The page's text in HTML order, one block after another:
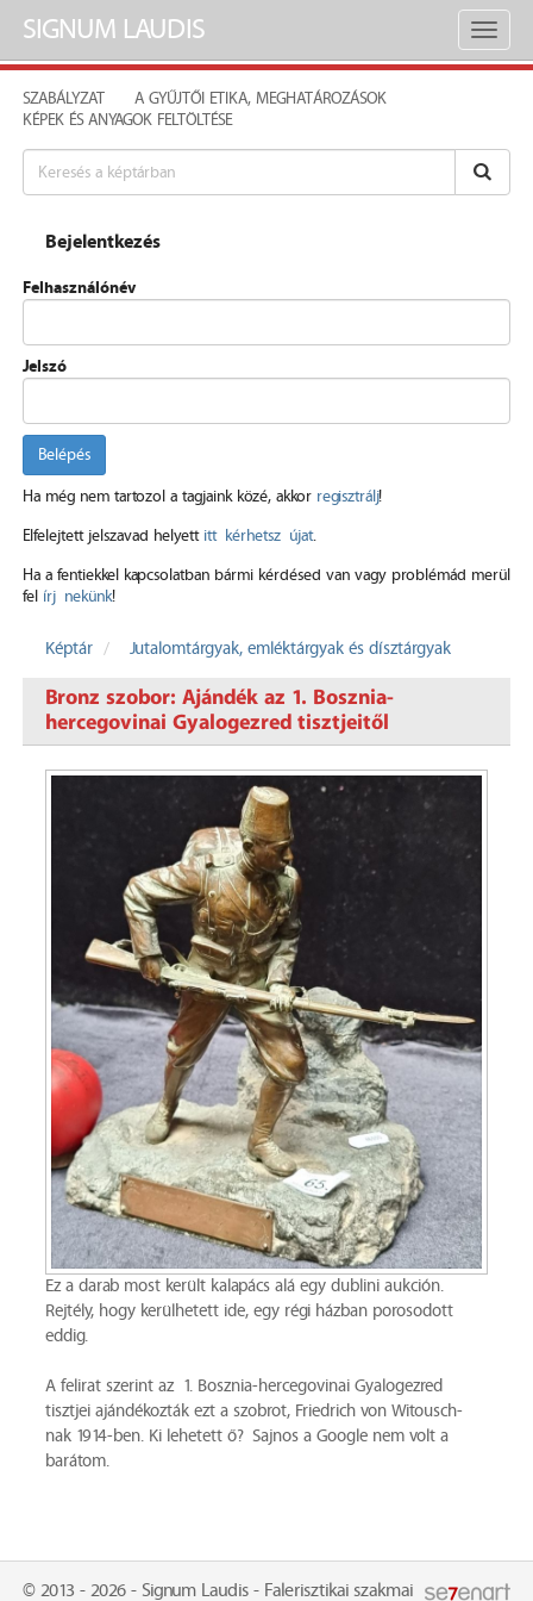
Toggle
SIGNUM LAUDIS
SZABÁLYZAT
A GYŰJTŐI ETIKA, MEGHATÁROZÁSOK
KÉPEK ÉS ANYAGOK FELTÖLTÉSE
Bejelentkezés
Felhasználónév
Jelszó
Belépés
Ha még nem tartozol a tagjaink közé, akkor regisztrálj!
Elfelejtett jelszavad helyett itt kérhetsz újat.
Ha a fentiekkel kapcsolatban bármi kérdésed van vagy problémád merül
fel írj nekünk!
Képtár Jutalomtárgyak, emléktárgyak és dísztárgyak
Bronz szobor: Ajándék az 1. Bosznia-
hercegovinai Gyalogezred tisztjeitől
Ez a darab most került kalapács alá egy dublini aukción.
Rejtély, hogy kerülhetett ide, egy régi házban porosodott
eddig.
A felirat szerint az 1. Bosznia-hercegovinai Gyalogezred
tisztjei ajándékozták ezt a szobrot, Friedrich von Witousch-
nak 1914-ben. Ki lehetett ő? Sajnos a Google nem volt a
barátom.
© 2013 - 2026 - Signum Laudis - Falerisztikai szakmai